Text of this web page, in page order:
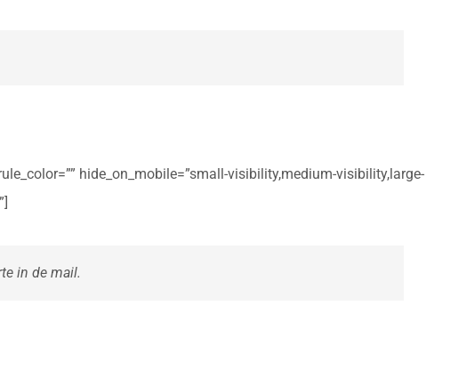
hide_on_mobile=”small-visibility,medium-visibility,large-
in de mail.